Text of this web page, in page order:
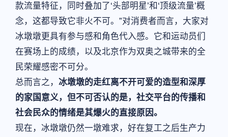
款流量特征，同时叠加了‘头部明星’和‘顶级流量’概
念，这都导致它非火不可。”对消费者而言，大家对
冰墩墩更具有参与感和角色代入感。它和运动员们
在赛场上的成绩，以及北京作为双奥之城带来的全
民荣耀感密不可分。
总而言之， 冰墩墩的走红离不开可爱的造型和深厚
的家国意义，但不可否认的是，社交平台的传播和
社会民众的情绪是其爆火的直接原因。
现在，冰墩墩仍然一墩难求，好在复工之后生产力